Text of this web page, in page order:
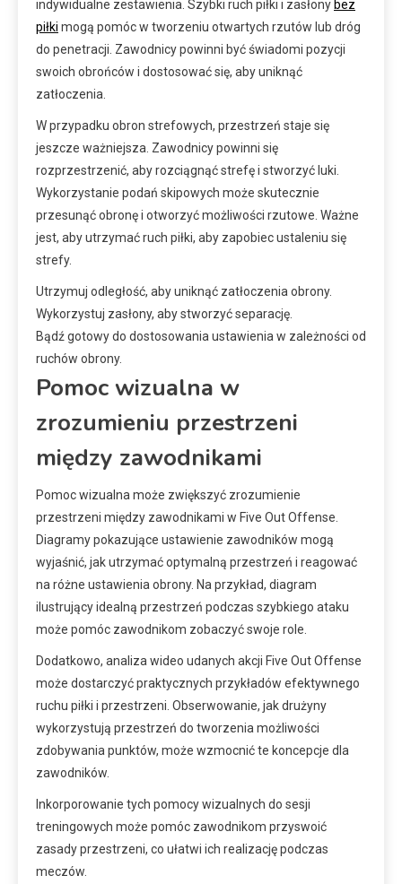
indywidualne zestawienia. Szybki ruch piłki i zasłony bez
piłki mogą pomóc w tworzeniu otwartych rzutów lub dróg
do penetracji. Zawodnicy powinni być świadomi pozycji
swoich obrońców i dostosować się, aby uniknąć
zatłoczenia.
W przypadku obron strefowych, przestrzeń staje się
jeszcze ważniejsza. Zawodnicy powinni się
rozprzestrzenić, aby rozciągnąć strefę i stworzyć luki.
Wykorzystanie podań skipowych może skutecznie
przesunąć obronę i otworzyć możliwości rzutowe. Ważne
jest, aby utrzymać ruch piłki, aby zapobiec ustaleniu się
strefy.
Utrzymuj odległość, aby uniknąć zatłoczenia obrony.
Wykorzystuj zasłony, aby stworzyć separację.
Bądź gotowy do dostosowania ustawienia w zależności od
ruchów obrony.
Pomoc wizualna w
zrozumieniu przestrzeni
między zawodnikami
Pomoc wizualna może zwiększyć zrozumienie
przestrzeni między zawodnikami w Five Out Offense.
Diagramy pokazujące ustawienie zawodników mogą
wyjaśnić, jak utrzymać optymalną przestrzeń i reagować
na różne ustawienia obrony. Na przykład, diagram
ilustrujący idealną przestrzeń podczas szybkiego ataku
może pomóc zawodnikom zobaczyć swoje role.
Dodatkowo, analiza wideo udanych akcji Five Out Offense
może dostarczyć praktycznych przykładów efektywnego
ruchu piłki i przestrzeni. Obserwowanie, jak drużyny
wykorzystują przestrzeń do tworzenia możliwości
zdobywania punktów, może wzmocnić te koncepcje dla
zawodników.
Inkorporowanie tych pomocy wizualnych do sesji
treningowych może pomóc zawodnikom przyswoić
zasady przestrzeni, co ułatwi ich realizację podczas
meczów.